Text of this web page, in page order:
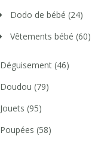
Dodo de bébé (24)
Vêtements bébé (60)
Déguisement (46)
Doudou (79)
Jouets (95)
Poupées (58)